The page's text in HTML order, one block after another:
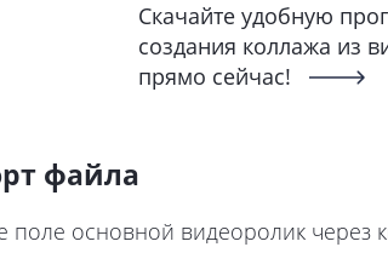
Скачайте удобную
создания коллажа из
прямо сейчас!
файла
поле основной видеоролик